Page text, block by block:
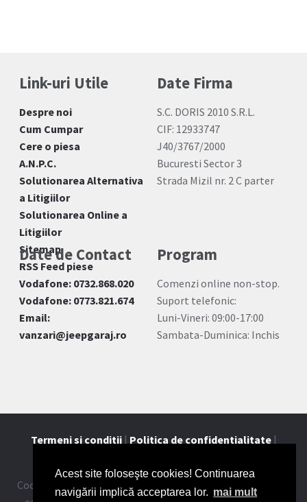
Acest site foloseşte cookies! Continuarea
navigării implică acceptarea lor. mai mult
Link-uri Utile
Despre noi
Cum Cumpar
Cere o piesa
A.N.P.C.
Solutionarea Alternativa
a Litigiilor
Solutionarea Online a
Litigiilor
Sitemap
RSS Feed piese
Date Firma
S.C. DORIS 2010 S.R.L.
CIF: 12933747
J40/3767/2000
Bucuresti Sector 3
Strada Mizil nr. 2 C parter
Date de Contact
Vodafone: 0732.868.020
Vodafone: 0773.821.674
Email:
vanzari@jeepgaraj.ro
Program
Comenzi online non-stop.
Suport telefonic:
Luni-Vineri: 09:00-17:00
Sambata-Duminica: Inchis
Termeni si conditii| Politica de confidentialitate|
Cookie-urile ne ajuta sa oferim serviciile noastre. Utilizand